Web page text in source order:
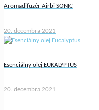
Aromadifuzér Airbi SONIC
20. decembra 2021
Esenciálny olej EUKALYPTUS
20. decembra 2021